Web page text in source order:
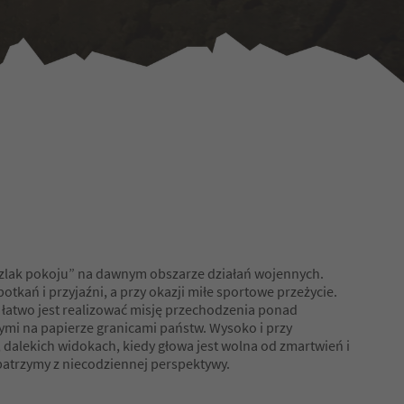
pokoju” na dawnym obszarze działań wojennych.
i przyjaźni, a przy okazji miłe sportowe przeżycie.
jest realizować misję przechodzenia ponad
na papierze granicami państw. Wysoko i przy
widokach, kiedy głowa jest wolna od zmartwień i
z niecodziennej perspektywy.